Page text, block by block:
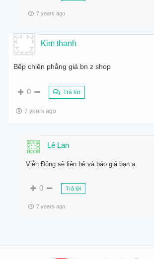
7 years ago
Kim thanh
Bếp chiên phẳng giá bn z shop
0 Trả lời
7 years ago
Lê Lan
Viễn Đông sẽ liên hệ và báo giá bạn ạ.
0 Trả lời
7 years ago